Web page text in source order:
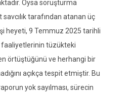
Oysa soruşturma
tarafından atanan üç
heyeti, 9 Temmuz 2025 tarihli
tüzükteki
örtüştüğünü ve herhangi bir
açıkça tespit etmiştir. Bu
yok sayılması, sürecin